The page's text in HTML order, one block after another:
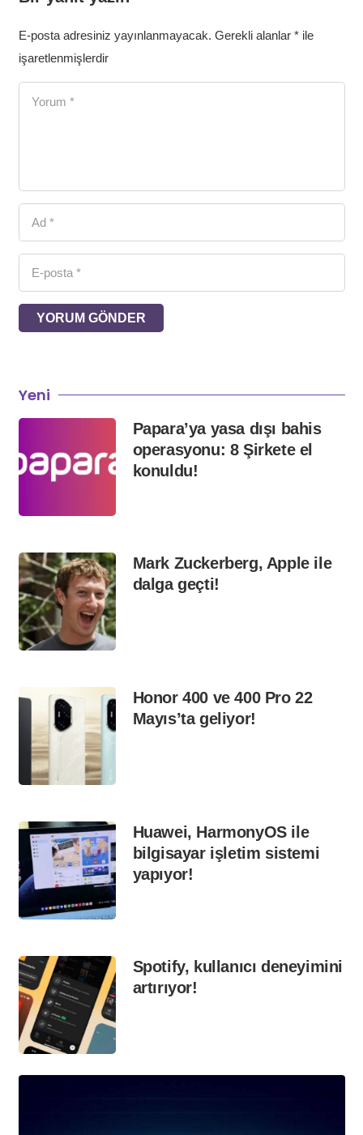
E-posta adresiniz yayınlanmayacak. Gerekli alanlar *ile
işaretlenmişlerdir
YORUM GÖNDER
Yeni
Papara’ya yasa dışı bahis
operasyonu: 8 Şirkete el
konuldu!
Mark Zuckerberg, Apple ile
dalga geçti!
Honor 400 ve 400 Pro 22
Mayıs’ta geliyor!
Huawei, HarmonyOS ile
bilgisayar işletim sistemi
yapıyor!
Spotify, kullanıcı deneyimini
artırıyor!